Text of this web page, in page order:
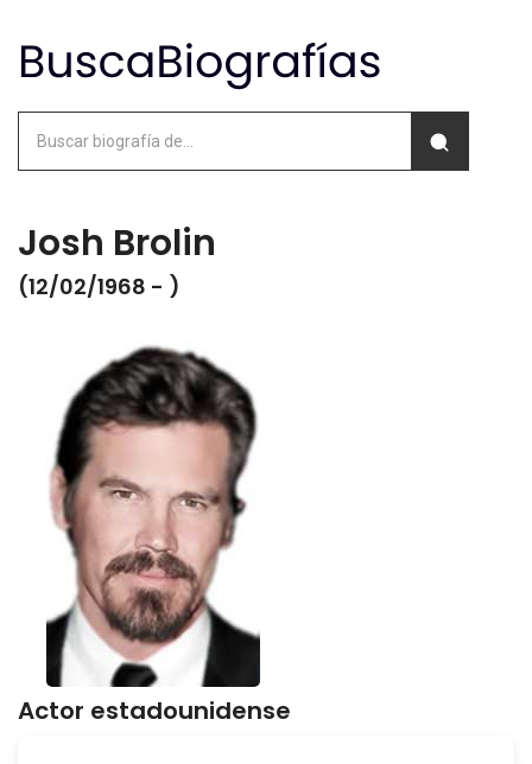
Josh Brolin
(12/02/1968 - )
Actor estadounidense